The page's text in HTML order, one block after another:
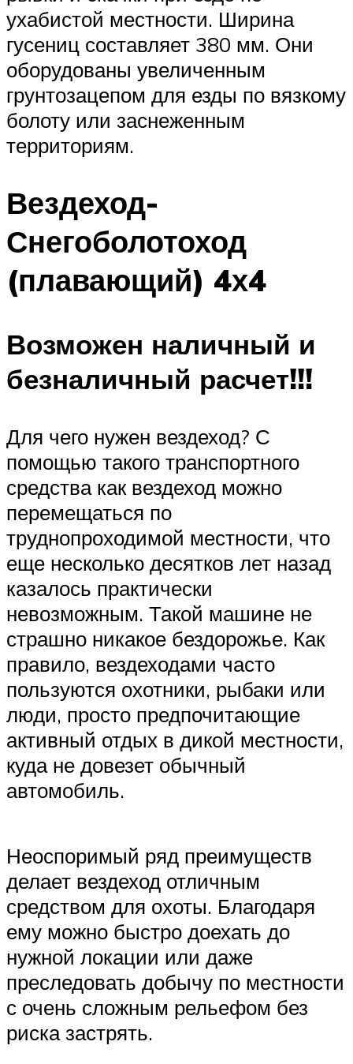
ухабистой местности. Ширина
гусениц составляет 380 мм. Они
оборудованы увеличенным
грунтозацепом для езды по вязкому
болоту или заснеженным
территориям.
Вездеход-
Снегоболотоход
(плавающий) 4х4
Возможен наличный и
безналичный расчет!!!
Для чего нужен вездеход? С
помощью такого транспортного
средства как вездеход можно
перемещаться по
труднопроходимой местности, что
еще несколько десятков лет назад
казалось практически
невозможным. Такой машине не
страшно никакое бездорожье. Как
правило, вездеходами часто
пользуются охотники, рыбаки или
люди, просто предпочитающие
активный отдых в дикой местности,
куда не довезет обычный
автомобиль.
Неоспоримый ряд преимуществ
делает вездеход отличным
средством для охоты. Благодаря
ему можно быстро доехать до
нужной локации или даже
преследовать добычу по местности
с очень сложным рельефом без
риска застрять.